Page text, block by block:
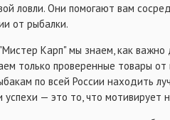
ловли. Они помогают вам
от рыбалки.
Карп" мы знаем, как
только проверенные товары
по всей России находить
успехи — это то, что мотивирует